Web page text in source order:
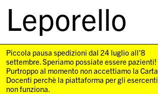
Leporello
navigation
Piccola pausa spedizioni dal 24 luglio all'8
settembre. Speriamo possiate essere pazienti!
Purtroppo al momento non accettiamo la Carta
Docenti perchè la piattaforma per gli esercenti
non funziona.